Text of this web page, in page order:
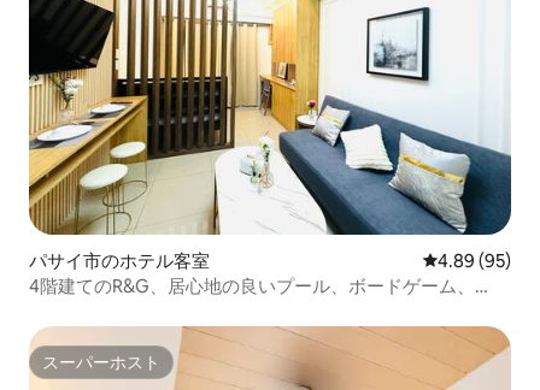
パサイ市のホテル客室 レビュー95
4.89 (95)
4階建てのR&G、居心地の良いプール、ボードゲーム、
スーパーホスト
スーパーホスト